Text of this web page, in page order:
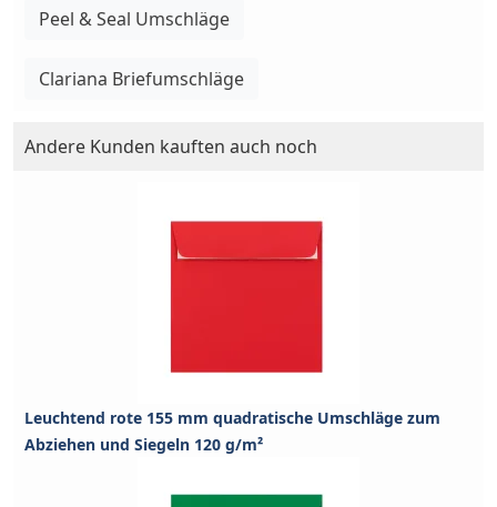
Peel & Seal Umschläge
Clariana Briefumschläge
Andere Kunden kauften auch noch
Leuchtend rote 155 mm quadratische Umschläge zum
Abziehen und Siegeln 120 g/m²